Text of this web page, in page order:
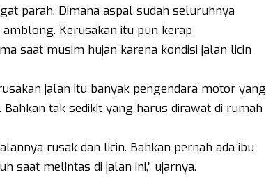
parah. Dimana aspal sudah seluruhnya
Kerusakan itu pun kerap
saat musim hujan karena kondisi jalan licin
jalan itu banyak pengendara motor yang
tak sedikit yang harus dirawat di rumah
rusak dan licin. Bahkan pernah ada ibu
saat melintas di jalan ini,” ujarnya.